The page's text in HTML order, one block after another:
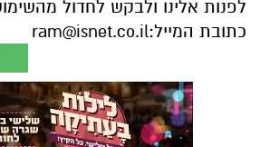
אולי יעניין אותך